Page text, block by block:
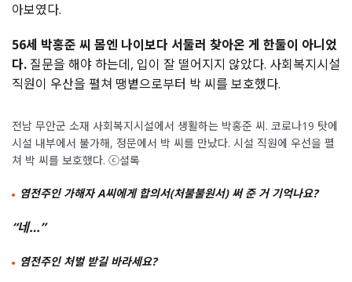
아보였다.
56세 박홍준 씨 몸엔 나이보다 서둘러 찾아온 게 한둘이 아니었
다. 질문을 해야 하는데, 입이 잘 떨어지지 않았다. 사회복지시설
직원이 우산을 펼쳐 땡볕으로부터 박 씨를 보호했다.
전남 무안군 소재 사회복지시설에서 생활하는 박홍준 씨. 코로나19 탓에
시설 내부에서 불가해, 정문에서 박 씨를 만났다. 시설 직원에 우선을 펼
쳐 박 씨를 보호했다. ⓒ셜록
염전주인 가해자 A씨에게 합의서(처불불원서) 써 준 거 기억나요?
“네…”
염전주인 처벌 받길 바라세요?